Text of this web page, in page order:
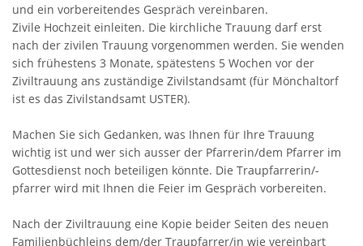
und ein vorbereitendes Gespräch vereinbaren.
Zivile Hochzeit einleiten. Die kirchliche Trauung darf erst
nach der zivilen Trauung vorgenommen werden. Sie wenden
sich frühestens 3 Monate, spätestens 5 Wochen vor der
Ziviltrauung ans zuständige Zivilstandsamt (für Mönchaltorf
ist es das Zivilstandsamt USTER).
Machen Sie sich Gedanken, was Ihnen für Ihre Trauung
wichtig ist und wer sich ausser der Pfarrerin/dem Pfarrer im
Gottesdienst noch beteiligen könnte. Die Traupfarrerin/-
pfarrer wird mit Ihnen die Feier im Gespräch vorbereiten.
Nach der Ziviltrauung eine Kopie beider Seiten des neuen
Familienbüchleins dem/der Traupfarrer/in wie vereinbart